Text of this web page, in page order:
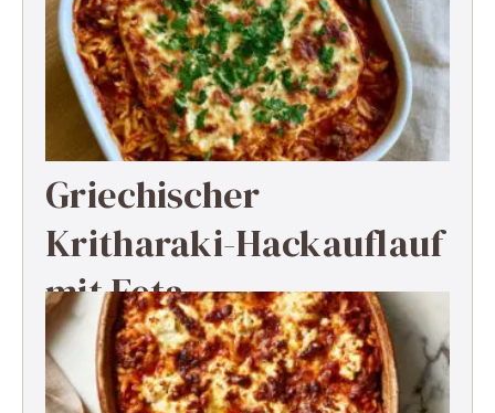
Griechischer
Kritharaki-Hackauflauf
mit Feta